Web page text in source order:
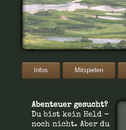
Infos Mitspielen
Abenteuer gesucht?
Du bist kein Held –
noch nicht. Aber du